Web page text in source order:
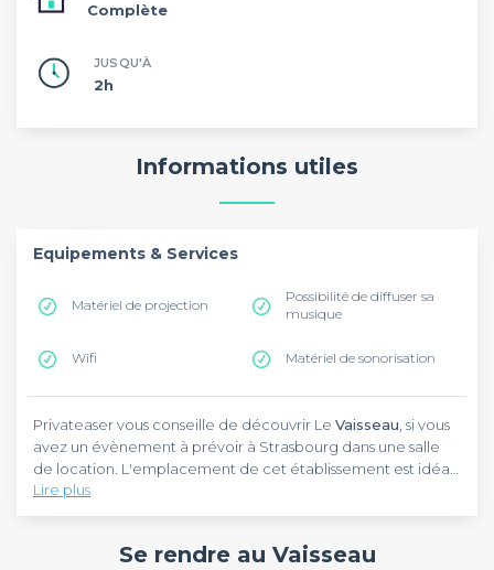
Complète
JUSQU'À
2h
Informations utiles
Equipements & Services
Matériel de projection
Possibilité de diffuser sa
musique
Wifi Matériel de sonorisation
Privateaser vous conseille de découvrir Le Vaisseau , si vous
avez un évènement à prévoir à Strasbourg dans une salle
de location. L'emplacement de cet établissement est idéal,
puisqu'il est placé au 1 bis rue Philippe-Dollinger, à côté de
l'église Saint-Georges et de la Trinité et du Maison
d'entreprise, un incentive ou une soirée d'entreprise ? Cette
AuVaisseau, du matériel de sonorisation, du matériel de
invités. Concernant la capacité maximale, sachez que vous
Lire plus
Se rendre au Vaisseau